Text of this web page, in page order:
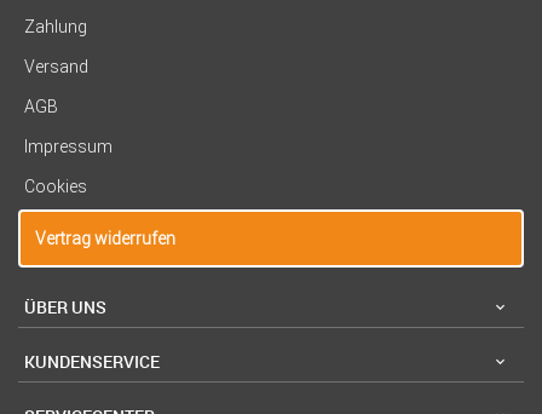
Zahlung
Versand
AGB
Impressum
Cookies
Vertrag widerrufen
ÜBER UNS
KUNDENSERVICE